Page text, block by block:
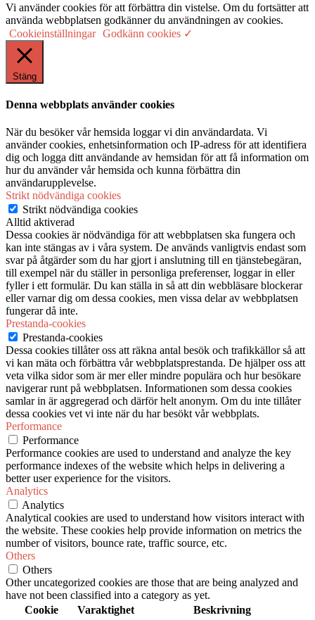
Vi använder cookies för att förbättra din vistelse. Om du fortsätter att
använda webbplatsen godkänner du användningen av cookies.
Cookieinställningar Godkänn cookies ✓
Stäng
Denna webbplats använder cookies
När du besöker vår hemsida loggar vi din användardata. Vi
använder cookies, enhetsinformation och IP-adress för att identifiera
dig och logga ditt användande av hemsidan för att få information om
hur du använder vår hemsida och kunna förbättra din
användarupplevelse.
Strikt nödvändiga cookies
Strikt nödvändiga cookies
Alltid aktiverad
Dessa cookies är nödvändiga för att webbplatsen ska fungera och
kan inte stängas av i våra system. De används vanligtvis endast som
svar på åtgärder som du har gjort i anslutning till en tjänstebegäran,
till exempel när du ställer in personliga preferenser, loggar in eller
fyller i ett formulär. Du kan ställa in så att din webbläsare blockerar
eller varnar dig om dessa cookies, men vissa delar av webbplatsen
fungerar då inte.
Prestanda-cookies
Prestanda-cookies
Dessa cookies tillåter oss att räkna antal besök och trafikkällor så att
vi kan mäta och förbättra vår webbplatsprestanda. De hjälper oss att
veta vilka sidor som är mer eller mindre populära och hur besökare
navigerar runt på webbplatsen. Informationen som dessa cookies
samlar in är aggregerad och därför helt anonym. Om du inte tillåter
dessa cookies vet vi inte när du har besökt vår webbplats.
Performance
Performance
Performance cookies are used to understand and analyze the key
performance indexes of the website which helps in delivering a
better user experience for the visitors.
Analytics
Analytics
Analytical cookies are used to understand how visitors interact with
the website. These cookies help provide information on metrics the
number of visitors, bounce rate, traffic source, etc.
Others
Others
Other uncategorized cookies are those that are being analyzed and
have not been classified into a category as yet.
Cookie
Varaktighet
Beskrivning